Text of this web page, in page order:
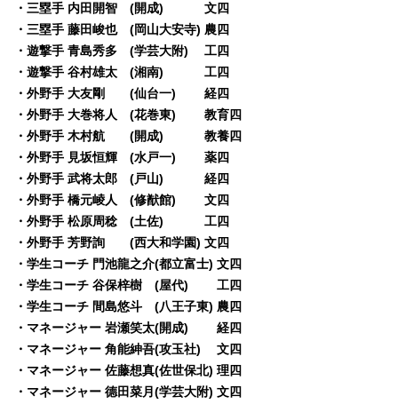
・三塁手 内田開智 (開成) 文四
・三塁手 藤田峻也 (岡山大安寺) 農四
・遊撃手 青島秀多 (学芸大附) 工四
・遊撃手 谷村雄太 (湘南) 工四
・外野手 大友剛 (仙台一) 経四
・外野手 大巻将人 (花巻東) 教育四
・外野手 木村航 (開成) 教養四
・外野手 見坂恒輝 (水戸一) 薬四
・外野手 武将太郎 (戸山) 経四
・外野手 橋元崚人 (修猷館) 文四
・外野手 松原周稔 (土佐) 工四
・外野手 芳野詢 (西大和学園) 文四
・学生コーチ 門池龍之介(都立富士) 文四
・学生コーチ 谷保梓樹 (屋代) 工四
・学生コーチ 間島悠斗 (八王子東) 農四
・マネージャー 岩瀬笑太(開成) 経四
・マネージャー 角能紳吾(攻玉社) 文四
・マネージャー 佐藤想真(佐世保北) 理四
・マネージャー 德田菜月(学芸大附) 文四